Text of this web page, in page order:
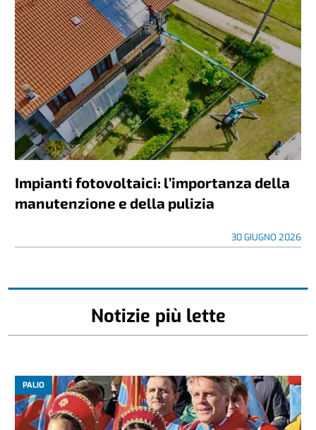
Impianti fotovoltaici: l’importanza della
manutenzione e della pulizia
30 GIUGNO 2026
Notizie più lette
PALIO